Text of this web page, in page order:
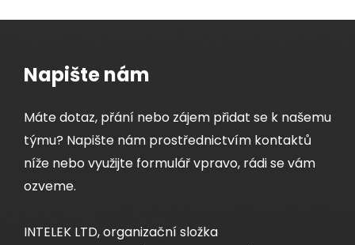
Napište nám
Máte dotaz, přání nebo zájem přidat se k našemu
týmu? Napište nám prostřednictvím kontaktů
níže nebo využijte formulář vpravo, rádi se vám
ozveme.
INTELEK LTD, organizační složka